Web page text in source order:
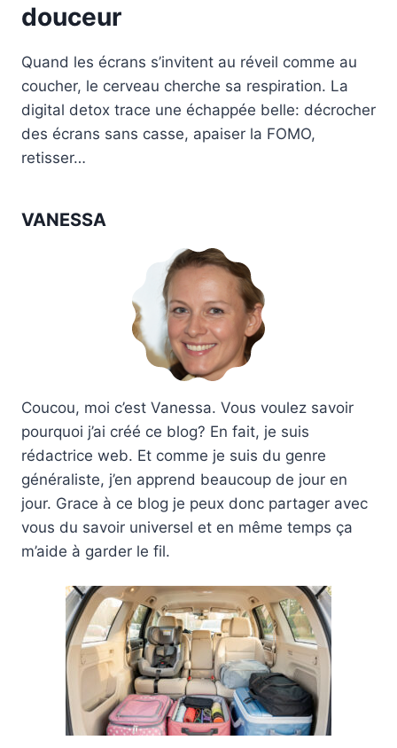
douceur
Quand les écrans s’invitent au réveil comme au
coucher, le cerveau cherche sa respiration. La
digital detox trace une échappée belle: décrocher
des écrans sans casse, apaiser la FOMO,
retisser…
VANESSA
Coucou, moi c’est Vanessa. Vous voulez savoir
pourquoi j’ai créé ce blog? En fait, je suis
rédactrice web. Et comme je suis du genre
généraliste, j’en apprend beaucoup de jour en
jour. Grace à ce blog je peux donc partager avec
vous du savoir universel et en même temps ça
m’aide à garder le fil.